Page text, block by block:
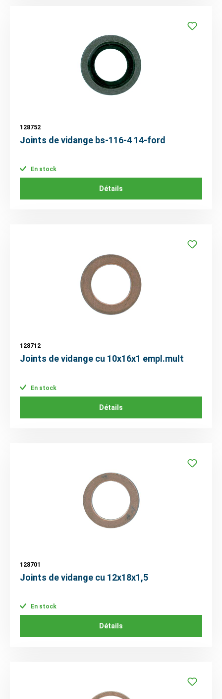
128752
Joints de vidange bs-116-4 14-ford
En stock
Détails
128712
Joints de vidange cu 10x16x1 empl.mult
En stock
Détails
128701
Joints de vidange cu 12x18x1,5
En stock
Détails